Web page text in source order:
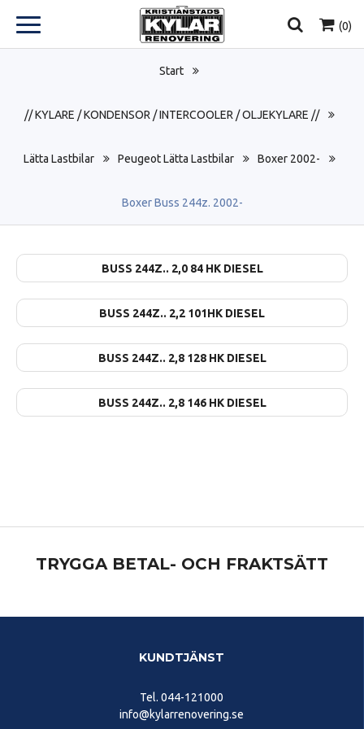
(0)
Start
// KYLARE / KONDENSOR / INTERCOOLER / OLJEKYLARE //
Lätta Lastbilar Peugeot Lätta Lastbilar Boxer 2002-
Boxer Buss 244z. 2002-
BUSS 244Z.. 2,0 84 HK DIESEL
BUSS 244Z.. 2,2 101HK DIESEL
BUSS 244Z.. 2,8 128 HK DIESEL
BUSS 244Z.. 2,8 146 HK DIESEL
TRYGGA BETAL- OCH FRAKTSÄTT
KUNDTJÄNST
Tel. 044-121000
info@kylarrenovering.se